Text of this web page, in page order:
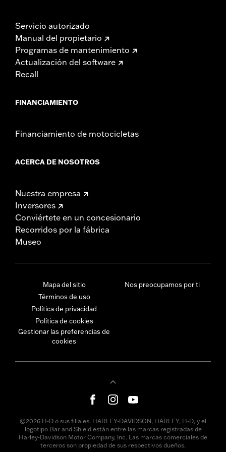
Servicio autorizado
Manual del propietario
Programas de mantenimiento
Actualización del software
Recall
FINANCIAMIENTO
Financiamiento de motocicletas
ACERCA DE NOSOTROS
Nuestra empresa
Inversores
Conviértete en un concesionario
Recorridos por la fábrica
Museo
Mapa del sitio
Términos de uso
Política de privacidad
Política de cookies
Gestionar las preferencias de
cookies
Nos preocupamos por ti
©2026 H-D o sus filiales. HARLEY-DAVIDSON, HARLEY, H-D, y el
logotipo Bar and Shield están entre las marcas registradas de
Harley-Davidson Motor Company, Inc. Las marcas comerciales de
terceros son propiedad de sus respectivos dueños.